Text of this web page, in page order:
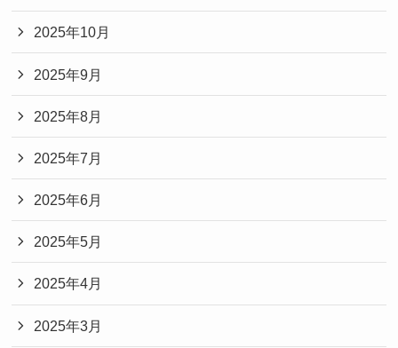
2025年10月
2025年9月
2025年8月
2025年7月
2025年6月
2025年5月
2025年4月
2025年3月